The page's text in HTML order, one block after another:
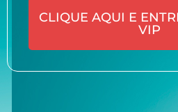
CLIQUE AQUI E
VIP